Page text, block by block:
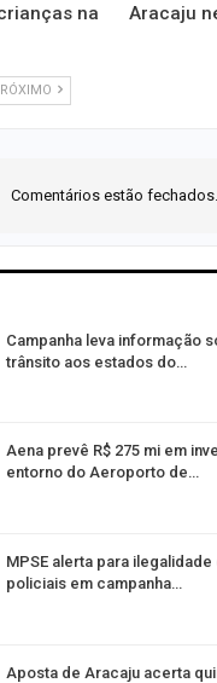
na
Aracaju
Comentários estão fechados.
Campanha leva informação
trânsito aos estados do…
Aena prevê R$ 275 mi em
entorno do Aeroporto de…
MPSE alerta para
policiais em campanha…
Aposta de Aracaju acerta